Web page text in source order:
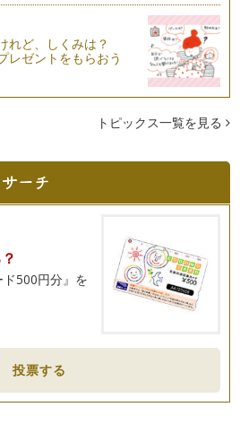
れど、しくみは？
レゼントをもらおう
トピックス一覧を見る
500円分』を
投票する